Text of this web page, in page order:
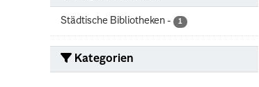
Städtische Bibliotheken - 1
Kategorien